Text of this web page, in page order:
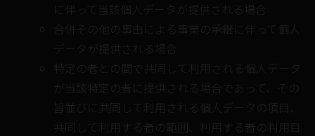
に伴って当該個人データが提供される場合
合併その他の事由による事業の承継に伴って個人
データが提供される場合
特定の者との間で共同して利用される個人データ
が当該特定の者に提供される場合であって、その
旨並びに共同して利用される個人データの項目、
共同して利用する者の範囲、利用する者の利用目